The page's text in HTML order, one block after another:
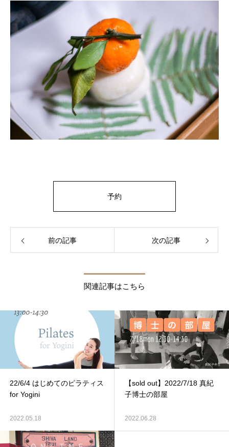
予約
前の記事 次の記事
関連記事はこちら
22/6/4 はじめてのピラティス
for Yogini
2022.05.18
【sold out】2022/7/18 真紀
子博士の部屋
2022.06.28